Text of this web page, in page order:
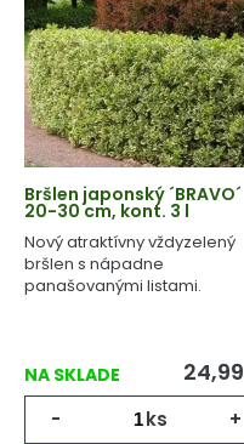
Bršlen japonský ´BRAVO´
20-30 cm, kont. 3 l
Nový atraktívny vždyzelený
bršlen s nápadne
panašovanými listami.
NA SKLADE 24,99
- ks +